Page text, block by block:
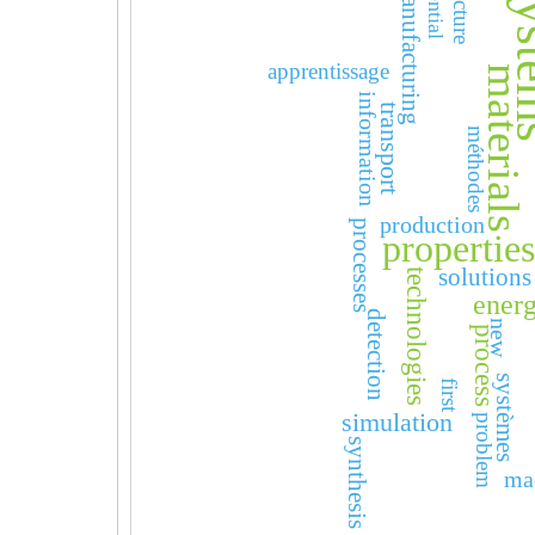
materials
properties
technologies process
transport
simulation
manufacturing
detection
synthesis
systèmes
processes solutions
production
information
new
problem
first
méthodes
apprentissage